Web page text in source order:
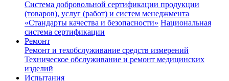
Система добровольной сертификации продукции
(товаров), услуг (работ) и систем менеджмента
«Стандарты качества и безопасности» Национальная
система сертификации
Ремонт
Ремонт и техобслуживание средств измерений
Техническое обслуживание и ремонт медицинских
изделий
Испытания